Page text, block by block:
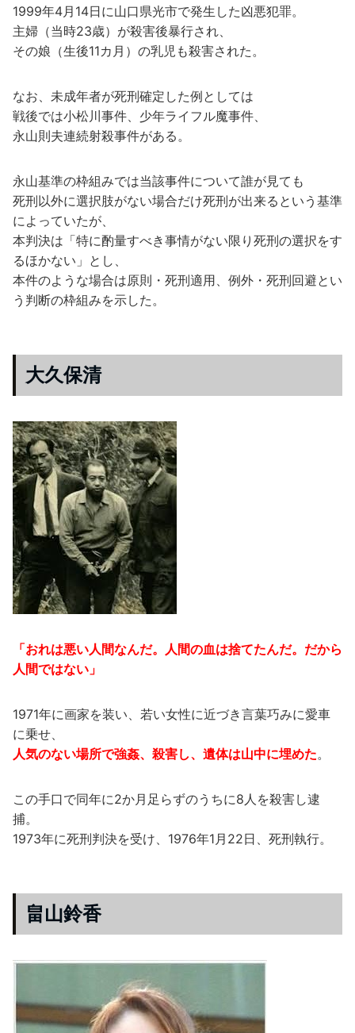
1999年4月14日に山口県光市で発生した凶悪犯罪。
主婦（当時23歳）が殺害後暴行され、
その娘（生後11カ月）の乳児も殺害された。
なお、未成年者が死刑確定した例としては
戦後では小松川事件、少年ライフル魔事件、
永山則夫連続射殺事件がある。
永山基準の枠組みでは当該事件について誰が見ても
死刑以外に選択肢がない場合だけ死刑が出来るという基準
によっていたが、
本判決は「特に酌量すべき事情がない限り死刑の選択をす
るほかない」とし、
本件のような場合は原則・死刑適用、例外・死刑回避とい
う判断の枠組みを示した。
大久保清
「おれは悪い人間なんだ。人間の血は捨てたんだ。だから
人間ではない」
1971年に画家を装い、若い女性に近づき言葉巧みに愛車
に乗せ、
人気のない場所で強姦、殺害し、遺体は山中に埋めた。
この手口で同年に2か月足らずのうちに8人を殺害し逮
捕。
1973年に死刑判決を受け、1976年1月22日、死刑執行。
畠山鈴香